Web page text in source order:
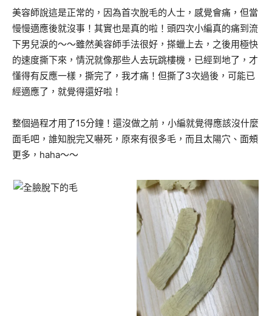
美容師說這是正常的，因為首次脫毛的人士，感覺會痛，但當
慢慢適應後就沒事！其實也是真的啦！頭四次小編真的痛到流
下男兒淚的～～雖然美容師手法很好，搽蠟上去，之後用極快
的速度撕下來，情況就像那些人去玩跳樓機，已經到地了，才
懂得有反應一樣，撕完了，我才痛！但撕了3次過後，可能已
經適應了，就覺得還好啦！
整個過程才用了15分鐘！還沒做之前，小編就覺得應該沒什麼
面毛吧，誰知脫完又嚇死，原來有很多毛，而且太陽穴、面頰
更多，haha～～